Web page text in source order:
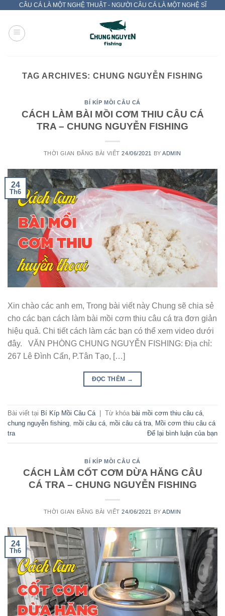
content
CÂU CÁ LÀ MỘT NGHỆ THUẬT - NGƯỜI CÂU CÁ LÀ MỘT NGHỆ SĨ
TAG ARCHIVES:CHUNG NGUYỄN FISHING
BÍ KÍP MỒI CÂU CÁ
CÁCH LÀM BÀI MỒI CƠM THIU CÂU CÁ
TRA – CHUNG NGUYỄN FISHING
THỜI GIAN ĐĂNG BÀI VIẾT24/06/2021 BYADMIN
24
Th6
Xin chào các anh em, Trong bài viết này Chung sẽ chia sẻ
cho các bạn cách làm bài mồi cơm thiu câu cá tra đơn giản
hiệu quả. Chi tiết cách làm các bạn có thể xem video dưới
đây. VĂN PHÒNG CHUNG NGUYỄN FISHING: Địa chỉ:
267 Lê Đình Cẩn, P.Tân Tạo, […]
ĐỌC THÊM →
Bài viết tại Bí Kíp Mồi Câu Cá Từ khóa bài mồi cơm thiu câu cá,
chung nguyễn fishing, mồi câu cá, mồi câu cá tra, Mồi cơm thiu câu cá
tra
Để lại bình luận của bạn
BÍ KÍP MỒI CÂU CÁ
CÁCH LÀM CỐT CƠM DỪA HĂNG CÂU
CÁ TRA – CHUNG NGUYỄN FISHING
THỜI GIAN ĐĂNG BÀI VIẾT24/06/2021 BYADMIN
24
Th6